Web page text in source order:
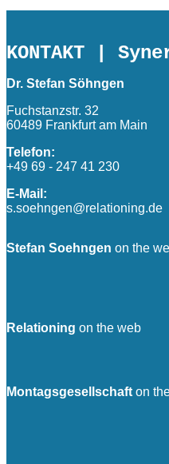
KONTAKT |
Dr. Stefan Söhngen
Fuchstanzstr. 32
60489 Frankfurt am Main
Telefon:
+49 69 - 247 41 230
E-Mail:
s.soehngen@relationing.de
Stefan Soehngen on the
Relationing on the web
Montagsgesellschafton